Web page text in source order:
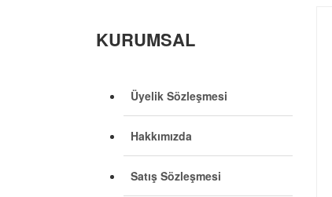
KURUMSAL
Üyelik Sözleşmesi
Hakkımızda
Satış Sözleşmesi